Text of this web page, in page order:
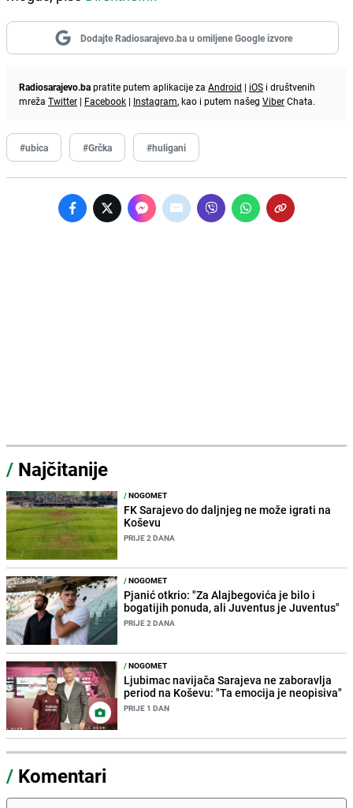
Dodajte Radiosarajevo.ba u omiljene Google izvore
Radiosarajevo.bapratite putem aplikacije za Android | iOS i društvenih
mreža Twitter | Facebook | Instagram, kao i putem našeg ViberChata.
#ubica #Grčka #huligani
/ Najčitanije
/NOGOMET
FK Sarajevo do daljnjeg ne može igrati na
Koševu
PRIJE 2 DANA
/NOGOMET
Pjanić otkrio: "Za Alajbegovića je bilo i
bogatijih ponuda, ali Juventus je Juventus"
PRIJE 2 DANA
/NOGOMET
Ljubimac navijača Sarajeva ne zaboravlja
period na Koševu: "Ta emocija je neopisiva"
PRIJE 1 DAN
/ Komentari